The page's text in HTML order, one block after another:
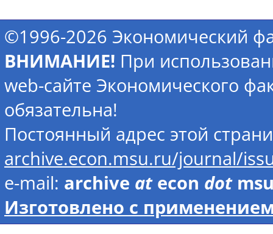
©1996-2026 Экономический
ВНИМАНИЕ! При
web-сайте Экономического
обязательна!
Постоянный адрес этой
archive.econ.msu.ru/journal/
e-mail: archive atecon dot
Изготовлено с